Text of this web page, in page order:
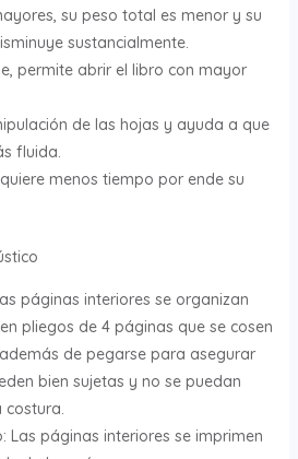
su peso total es menor y su
sustancialmente.
permite abrir el libro con mayor
de las hojas y ayuda a que
fluida.
menos tiempo por ende su
páginas interiores se organizan
pliegos de 4 páginas que se cosen
de pegarse para asegurar
bien sujetas y no se puedan
costura.
Las páginas interiores se imprimen